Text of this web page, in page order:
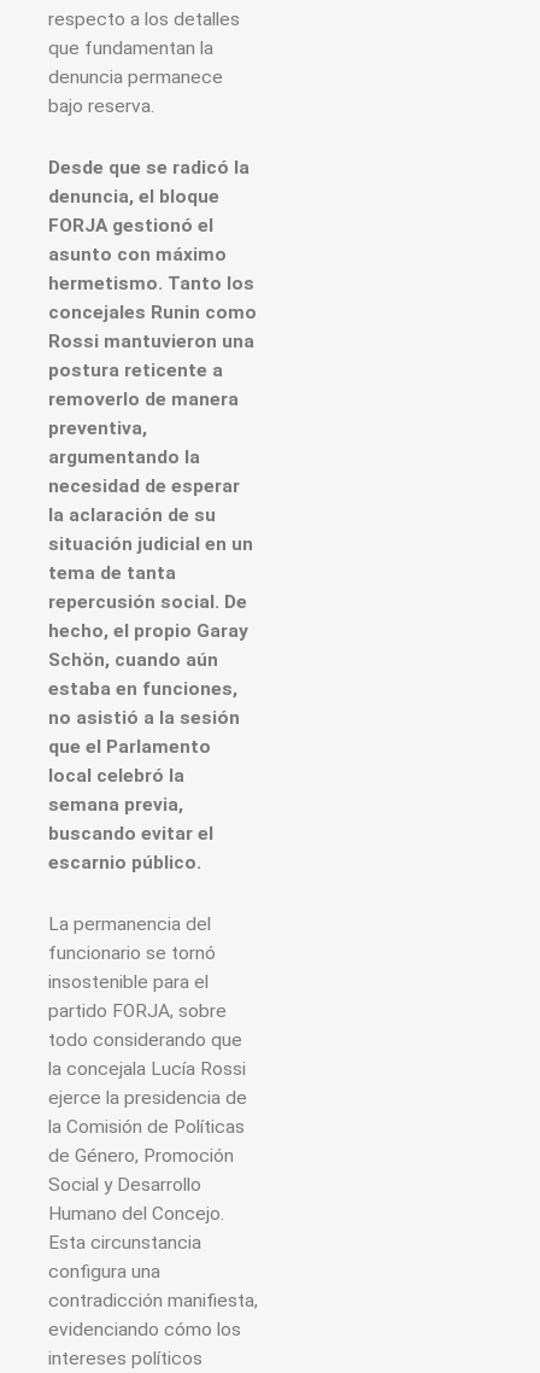
respecto a los detalles
que fundamentan la
denuncia permanece
bajo reserva.
Desde que se radicó la
denuncia, el bloque
FORJA gestionó el
asunto con máximo
hermetismo. Tanto los
concejales Runin como
Rossi mantuvieron una
postura reticente a
removerlo de manera
preventiva,
argumentando la
necesidad de esperar
la aclaración de su
situación judicial en un
tema de tanta
repercusión social. De
hecho, el propio Garay
Schön, cuando aún
estaba en funciones,
no asistió a la sesión
que el Parlamento
local celebró la
semana previa,
buscando evitar el
escarnio público.
La permanencia del
funcionario se tornó
insostenible para el
partido FORJA, sobre
todo considerando que
la concejala Lucía Rossi
ejerce la presidencia de
la Comisión de Políticas
de Género, Promoción
Social y Desarrollo
Humano del Concejo.
Esta circunstancia
configura una
contradicción manifiesta,
evidenciando cómo los
intereses políticos